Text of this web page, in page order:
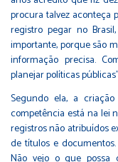
procura talvez aconteça
registro pegar no
importante, porque são
informação precisa.
planejar políticas
Segundo ela, a
competência está na lei
registros não atribuídos
de títulos e